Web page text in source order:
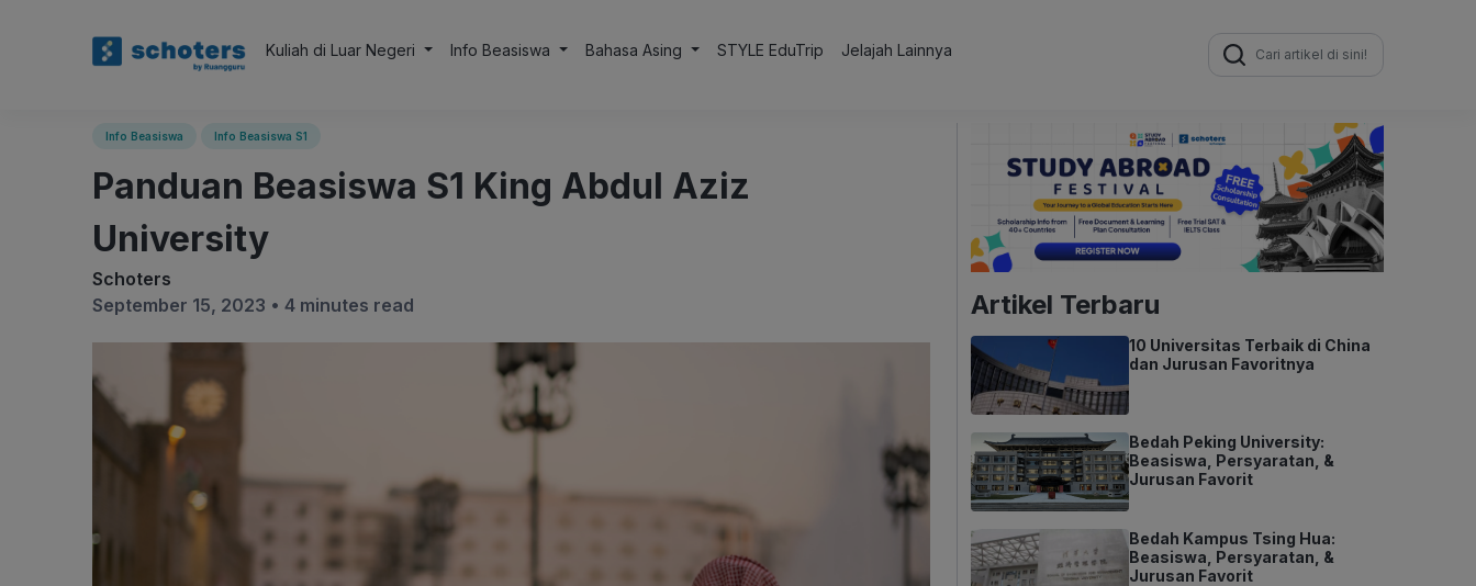
Kuliah di Luar Negeri Info Beasiswa Bahasa Asing STYLE EduTrip Jelajah Lainnya
Search
for:
Info Beasiswa Info Beasiswa S1
Panduan Beasiswa S1 King Abdul Aziz
University
Schoters
September 15, 2023 • 4 minutes read Artikel Terbaru
10 Universitas Terbaik di China
dan Jurusan Favoritnya
Bedah Peking University:
Beasiswa, Persyaratan, &
Jurusan Favorit
Bedah Kampus Tsing Hua:
Beasiswa, Persyaratan, &
Jurusan Favorit